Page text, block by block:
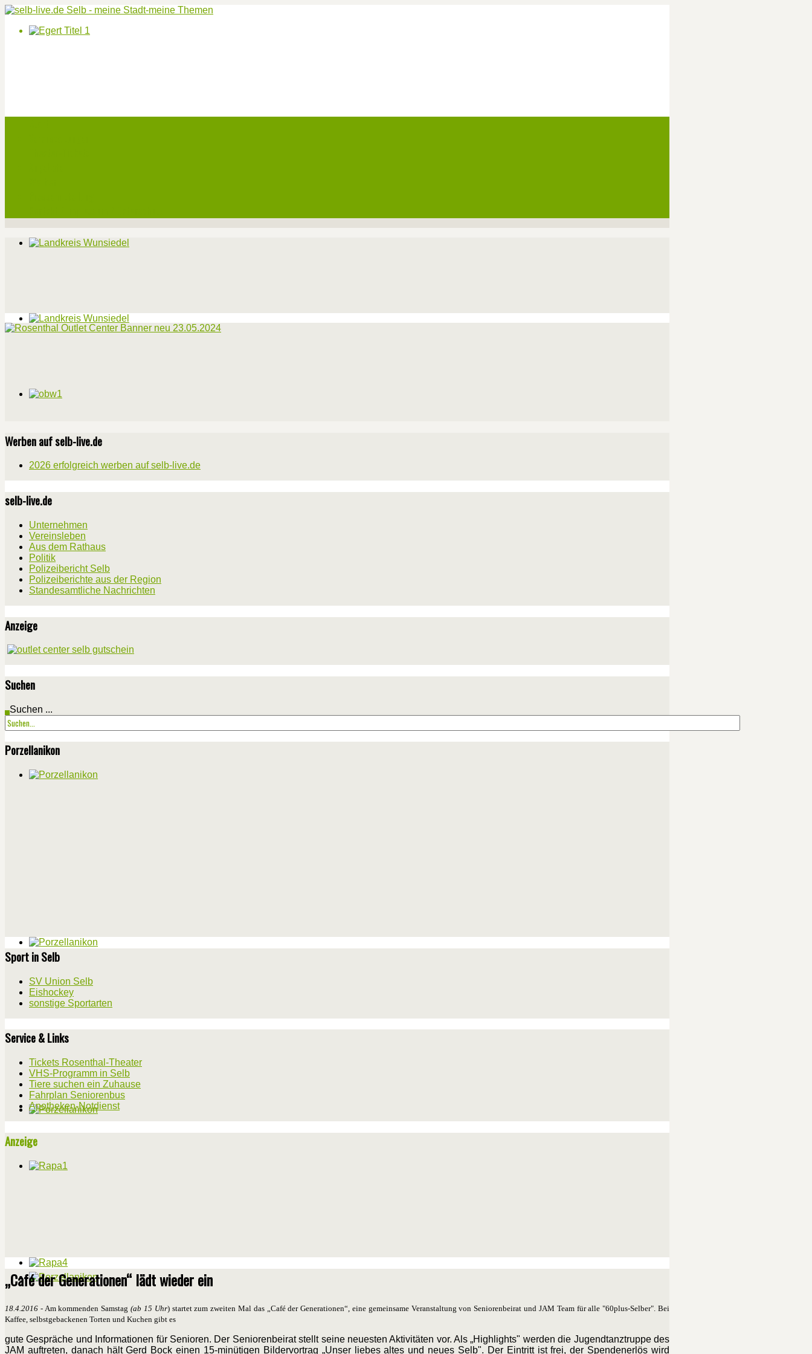
Werben auf selb-live.de
2026 erfolgreich werben auf selb-live.de
selb-live.de
Unternehmen
Vereinsleben
Aus dem Rathaus
Politik
Polizeibericht Selb
Polizeiberichte aus der Region
Standesamtliche Nachrichten
Anzeige
Suchen
Suchen ...
Porzellanikon
Sport in Selb
SV Union Selb
Eishockey
sonstige Sportarten
Service & Links
Tickets Rosenthal-Theater
VHS-Programm in Selb
Tiere suchen ein Zuhause
Fahrplan Seniorenbus
Apotheken-Notdienst
Anzeige
„Café der Generationen“ lädt wieder ein
18.4.2016 - Am kommenden Samstag(ab 15 Uhr) startet zum zweiten Mal das „Café der Generationen“, eine gemeinsame Veranstaltung von Seniorenbeirat und JAM Team für alle "60plus-Selber". Bei
Kaffee, selbstgebackenen Torten und Kuchen gibt es
gute Gespräche und Informationen für Senioren. Der Seniorenbeirat stellt seine neuesten Aktivitäten vor. Als „Highlights" werden die Jugendtanztruppe des
JAM auftreten, danach hält Gerd Bock einen 15-minütigen Bildervortrag „Unser liebes altes und neues Selb". Der Eintritt ist frei, der Spendenerlös wird